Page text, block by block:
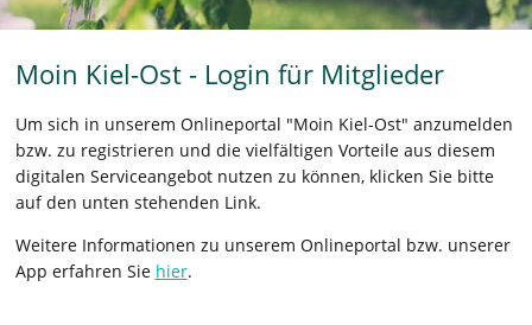
Moin Kiel-Ost - Login für Mitglieder
Um sich in unserem Onlineportal "Moin Kiel-Ost" anzumelden
bzw. zu registrieren und die vielfältigen Vorteile aus diesem
digitalen Serviceangebot nutzen zu können, klicken Sie bitte
auf den unten stehenden Link.
Weitere Informationen zu unserem Onlineportal bzw. unserer
App erfahren Sie hier.